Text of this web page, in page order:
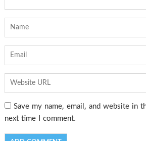
Save my name, email, and website in
next time I comment.